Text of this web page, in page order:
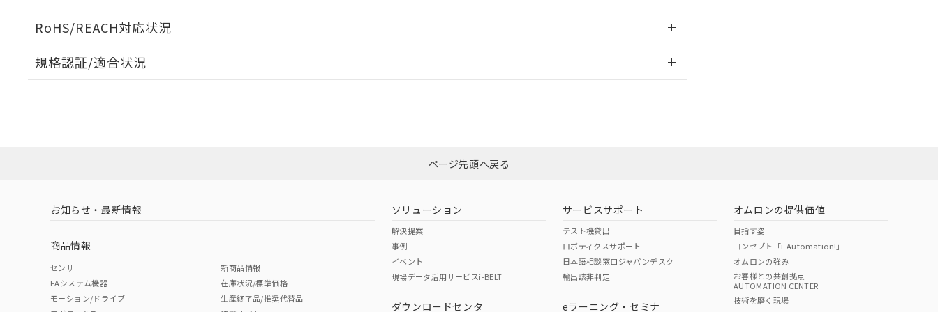
RoHS/REACH対応状況
EU RoHS 注意事項・凡例
ダウンロードはこちら
中国 RoHS 注意事項・凡例
中国 RoHS表
Pb Hg Cr(VI)
規格認証/適合状況
ページ先頭へ戻る
お知らせ・最新情報
商品情報
センサ
FAシステム機器
モーション/ドライブ
新商品情報
在庫状況/標準価格
生産終了品/推奨代替品
ソリューション
解決提案
事例
イベント
現場データ活用サービスi-BELT
ダウンロードセンタ
サービスサポート
テスト機貸出
ロボティクスサポート
日本語相談窓口ジャパンデスク
輸出該非判定
eラーニング・セミナ
オムロンの提供価値
目指す姿
コンセプト「i-Automation!」
オムロンの強み
お客様との共創拠点
AUTOMATION CENTER
技術を磨く現場